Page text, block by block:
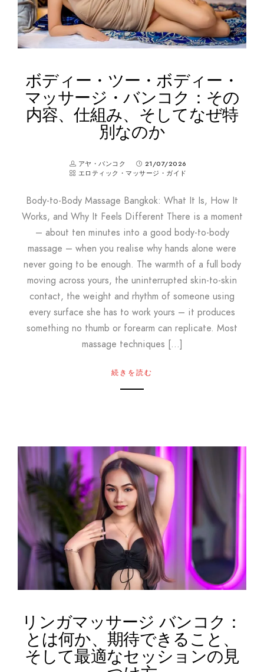
ボディー・ツー・ボディー・
マッサージ・バンコク：その
内容、仕組み、そしてなぜ特
別なのか
アヤ・バンコク
21/07/2026
エロティック・マッサージ・ガイド
Body-to-Body Massage Bangkok: What It Is, How It
Works, and Why It Feels Different There is a moment
– about ten minutes into a good body-to-body
massage – when you realise why hands alone were
never going to be enough. The warmth of a full body
moving across yours, the uninterrupted skin-to-skin
contact, the weight and rhythm of someone using
every surface she has to work yours – it produces
something no thumb or forearm can replicate. Most
massage techniques […]
続きを読む
リンガマッサージ バンコク：
とは何か、期待できること、
そして最適なセッションの見